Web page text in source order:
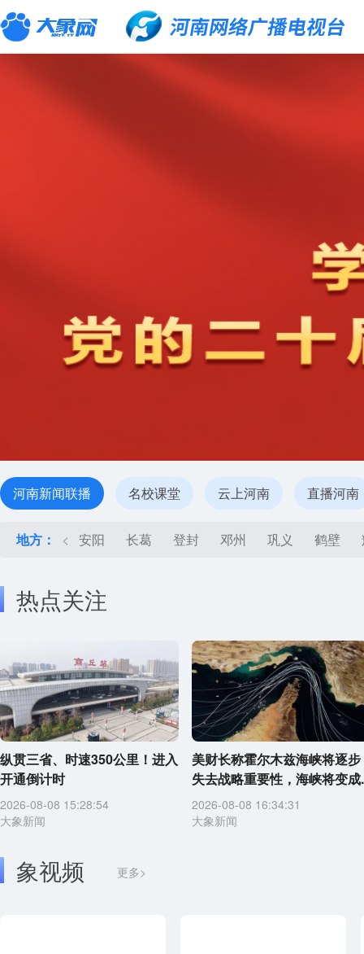
河南新闻联播 名校课堂 云上河南 直播河南
地方： < 安阳 长葛 登封 邓州 巩义 鹤壁
热点关注
纵贯三省、时速350公里！进入
开通倒计时
2026-08-08 15:28:54
大象新闻
美财长称霍尔木兹海峡将逐步
失去战略重要性，海峡将变成
2026-08-08 16:34:31
大象新闻
象视频 更多>